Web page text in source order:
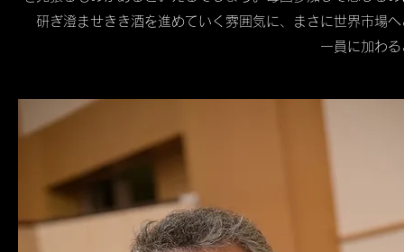
研ぎ澄ませきき酒を進めていく雰囲気に、まさに世界市場
一員に加わ